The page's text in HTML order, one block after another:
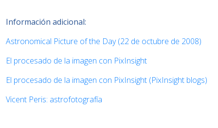
Información adicional:
Astronomical Picture of the Day (22 de octubre de 2008)
El procesado de la imagen con PixInsight
El procesado de la imagen con PixInsight (PixInsight blogs)
Vicent Peris: astrofotografía